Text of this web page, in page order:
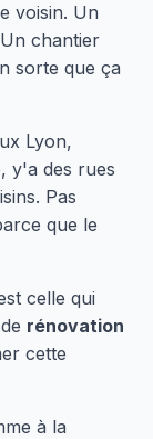
voisin. Un
chantier
sorte que ça
Lyon,
y'a des rues
Pas
que le
celle qui
rénovation
cette
à la